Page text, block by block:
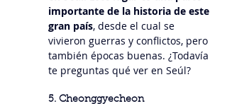
importante de la historia de este
gran país, desde el cual se
vivieron guerras y conflictos, pero
también épocas buenas. ¿Todavía
te preguntas qué ver en Seúl?
5. Cheonggyecheon